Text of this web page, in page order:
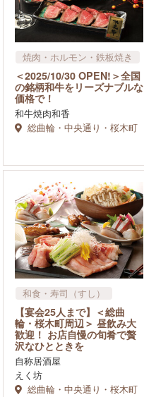
焼肉・ホルモン・鉄板焼き
＜2025/10/30 OPEN!＞全国
の銘柄和牛をリーズナブルな
価格で！
和牛焼肉和香
総曲輪・中央通り・桜木町
和食・寿司（すし）
お好み焼き・串
飲食店
その他
【宴会25人まで】＜総曲
輪・桜木町周辺＞ 昼飲み大
歓迎！ お店自慢の旬肴で贅
沢なひとときを
自称居酒屋
えく坊
総曲輪・中央通り・桜木町